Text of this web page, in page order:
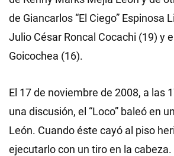
de Giancarlos “El Ciego” Espinosa
Julio César Roncal Cocachi (19) y
Goicochea (16).
El 17 de noviembre de 2008, a las
una discusión, el “Loco” baleó en
León. Cuando éste cayó al piso
ejecutarlo con un tiro en la